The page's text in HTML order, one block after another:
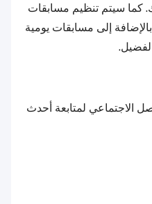
كما سيتم تنظيم مسابقات
إلى مسابقات يومية
الاجتماعي لمتابعة أحدث